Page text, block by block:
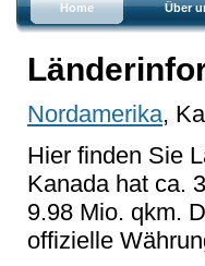
Home Über
Nordamerika,
Hier finden Sie
Kanada hat ca.
9.98 Mio. qkm.
offizielle